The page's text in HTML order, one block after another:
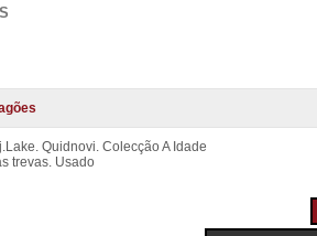
Quidnovi. Colecção A Idade
trevas. Usado